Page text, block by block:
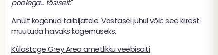
poolega... tõsiselt."
Ainult kogenud tarbijatele. Vastasel juhul võib see kiiresti
muutuda halvaks kogemuseks.
Külastage Grey Area ametlikku veebisaiti